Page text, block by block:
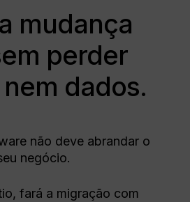
mudança
perder
dados.
não deve abrandar o
negócio.
fará a migração com